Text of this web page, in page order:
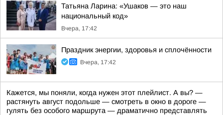
Татьяна Ларина: «Ушаков — это наш
национальный код»
Вчера, 17:42
Праздник энергии, здоровья и сплочённости
Вчера, 17:42
Кажется, мы поняли, когда нужен этот плейлист. А вы? —
растянуть август подольше — смотреть в окно в дороге —
гулять без особого маршрута — драматично представлять